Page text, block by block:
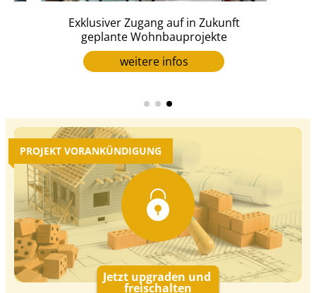
Exklusiver Zugang auf in Zukunft
geplante Wohnbauprojekte
weitere infos
PROJEKT VORANKÜNDIGUNG
Jetzt upgraden und
freischalten